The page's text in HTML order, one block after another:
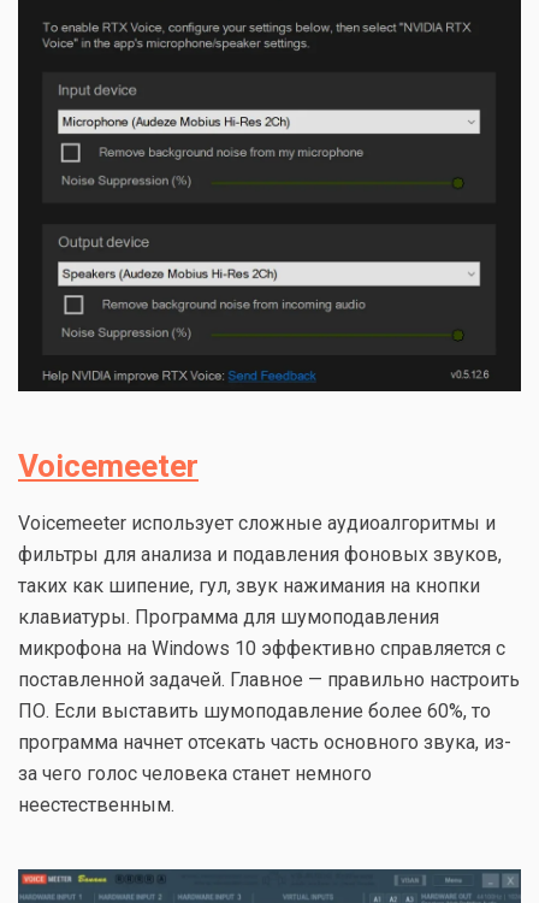
Voicemeeter
Voicemeeter использует сложные аудиоалгоритмы и
фильтры для анализа и подавления фоновых звуков,
таких как шипение, гул, звук нажимания на кнопки
клавиатуры. Программа для шумоподавления
микрофона на Windows 10 эффективно справляется с
поставленной задачей. Главное — правильно настроить
ПО. Если выставить шумоподавление более 60%, то
программа начнет отсекать часть основного звука, из-
за чего голос человека станет немного
неестественным.